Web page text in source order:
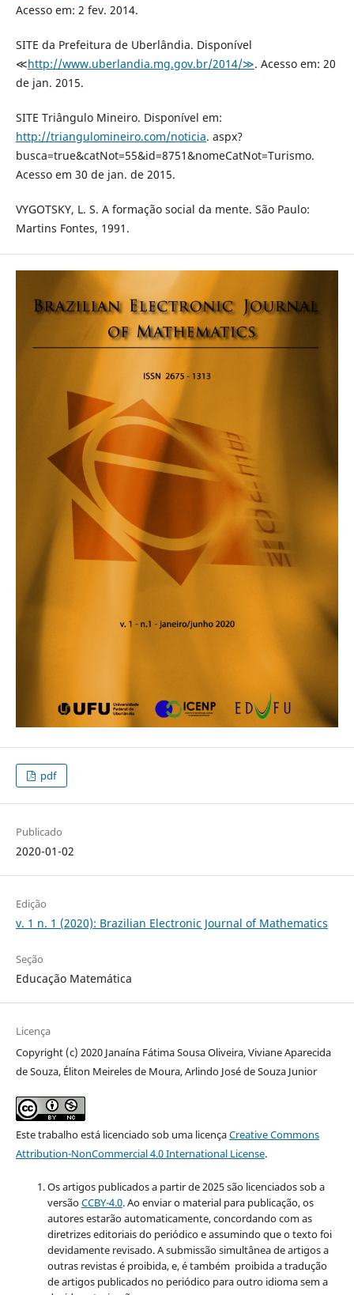
Acesso em: 2 fev. 2014.
SITE da Prefeitura de Uberlândia. Disponível
≪http://www.uberlandia.mg.gov.br/2014/≫. Acesso em: 20
de jan. 2015.
SITE Triângulo Mineiro. Disponível em:
http://triangulomineiro.com/noticia. aspx?
busca=true&catNot=55&id=8751&nomeCatNot=Turismo.
Acesso em 30 de jan. de 2015.
VYGOTSKY, L. S. A formação social da mente. São Paulo:
Martins Fontes, 1991.
pdf
Publicado
2020-01-02
Edição
v. 1 n. 1 (2020): Brazilian Electronic Journal of Mathematics
Seção
Educação Matemática
Licença
Copyright (c) 2020 Janaína Fátima Sousa Oliveira, Viviane Aparecida
de Souza, Éliton Meireles de Moura, Arlindo José de Souza Junior
Este trabalho está licenciado sob uma licençaCreative Commons
Attribution-NonCommercial 4.0 International License.
Os artigos publicados a partir de 2025 são licenciados sob a
versãoCCBY-4.0. Ao enviar o material para publicação, os
autores estarão automaticamente, concordando com as
diretrizes editoriais do periódico e assumindo que o texto foi
devidamente revisado. A submissão simultânea de artigos a
outras revistas é proibida, e, é também proibida a tradução
de artigos publicados no periódico para outro idioma sem a